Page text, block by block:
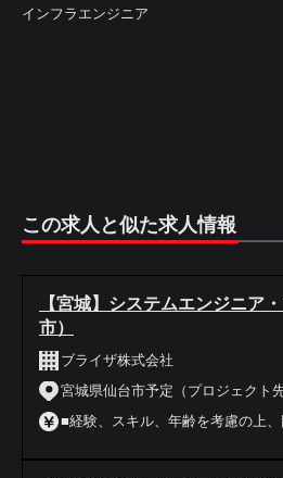
インフラエンジニア
この求人と似た求人情報
【宮城】システムエンジニア
市）
ブライザ株式会社
宮城県仙台市予定（プロジェクト
■経験、スキル、年齢を考慮の上